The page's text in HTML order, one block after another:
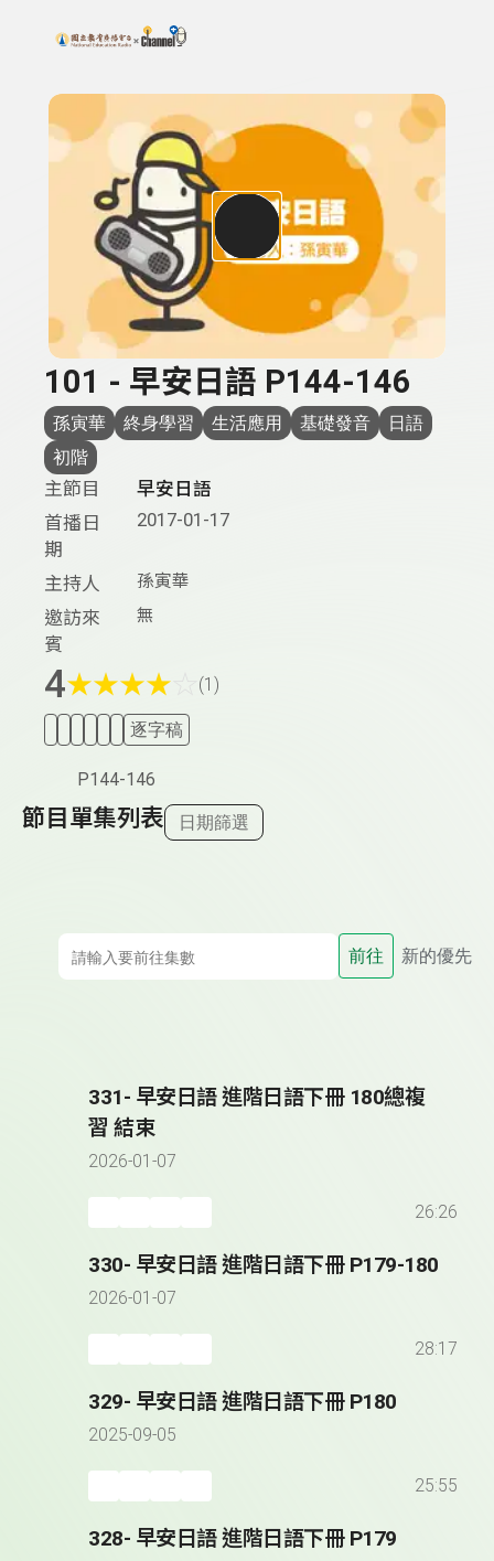
上方功能區塊
搜尋關鍵字：可輸入節目名稱、主持人或關鍵字
101 - 早安日語 P144-146
孫寅華 終身學習 生活應用 基礎發音
日語
初階
主節目
早安日語
首播日
期
2017-01-17
主持人 孫寅華
邀訪來
賓
無
4★★★★ (1)
逐字稿
P144-146
節目單集列表 日期篩選
前往 新的優先
331- 早安日語 進階日語下冊 180總複
習 結束
2026-01-07
26:26
330- 早安日語 進階日語下冊 P179-180
2026-01-07
28:17
329- 早安日語 進階日語下冊 P180
2025-09-05
25:55
328- 早安日語 進階日語下冊 P179